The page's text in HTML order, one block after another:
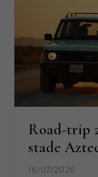
Road-trip
stade
16/07/2026